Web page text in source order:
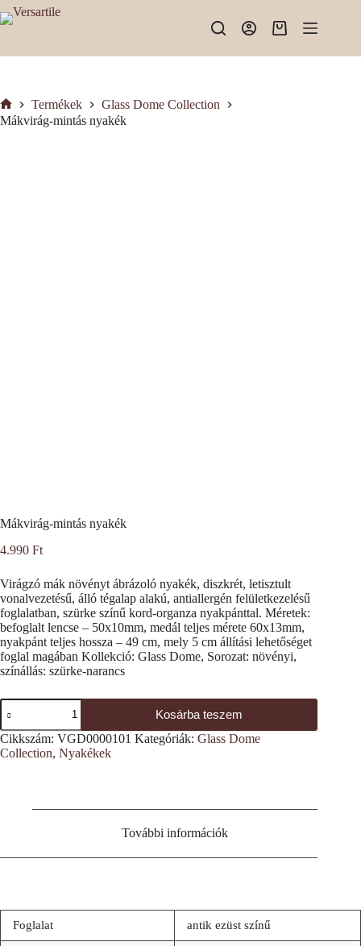
Skip
to
Shopping
Kezdőlap
Termékek
Glass Dome Collection
Mákvirág-mintás nyakék
Mákvirág-mintás nyakék
4.990 Ft
Virágzó mák növényt ábrázoló nyakék, diszkrét, letisztult
vonalvezetésű, álló tégalap alakú, antiallergén felületkezelésű
foglalatban, szürke színű kord-organza nyakpánttal. Méretek:
befoglalt lencse – 50x10mm, medál teljes mérete 60x13mm,
nyakpánt teljes hossza – 49 cm, mely 5 cm állítási lehetőséget
foglal magában Kollekció: Glass Dome, Sorozat: növényi,
színállás: szürke-narancs
Mákvirág-
mintás
nyakék
mennyiség
Kosárba teszem
Cikkszám: VGD0000101 Kategóriák: Glass Dome
Collection, Nyakékek
További információk
Foglalat antik ezüst színű